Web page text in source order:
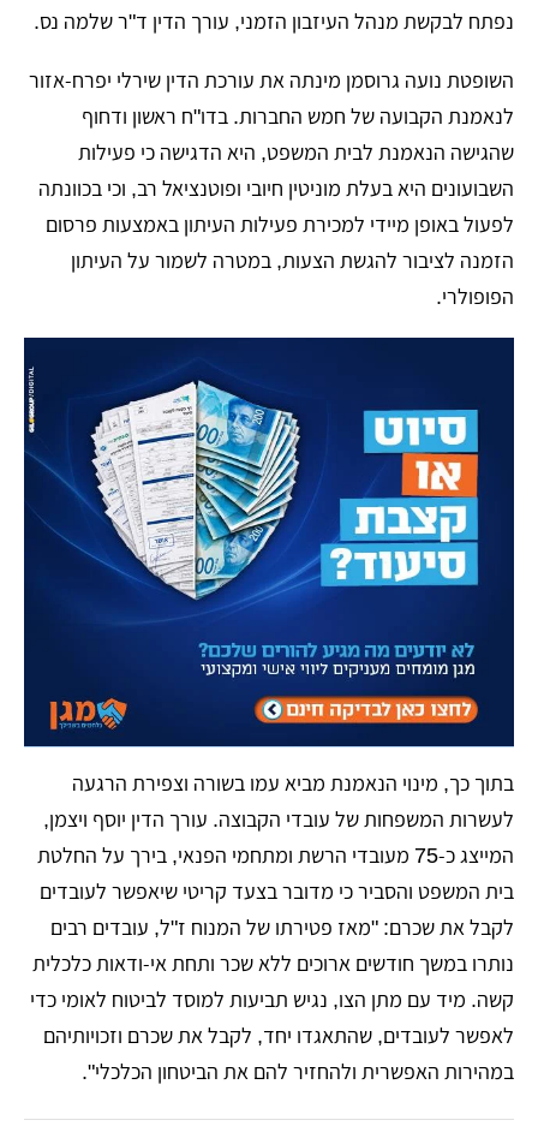
נפתח לבקשת מנהל העיזבון הזמני, עורך הדין ד"ר שלמה נס.
השופטת נועה גרוסמן מינתה את עורכת הדין שירלי יפרח-אזור
לנאמנת הקבועה של חמש החברות. בדו"ח ראשון ודחוף
שהגישה הנאמנת לבית המשפט, היא הדגישה כי פעילות
השבועונים היא בעלת מוניטין חיובי ופוטנציאל רב, וכי בכוונתה
לפעול באופן מיידי למכירת פעילות העיתון באמצעות פרסום
הזמנה לציבור להגשת הצעות, במטרה לשמור על העיתון
הפופולרי.
בתוך כך, מינוי הנאמנת מביא עמו בשורה וצפירת הרגעה
לעשרות המשפחות של עובדי הקבוצה. עורך הדין יוסף ויצמן,
המייצג כ-75 מעובדי הרשת ומתחמי הפנאי, בירך על החלטת
בית המשפט והסביר כי מדובר בצעד קריטי שיאפשר לעובדים
לקבל את שכרם: "מאז פטירתו של המנוח ז"ל, עובדים רבים
נותרו במשך חודשים ארוכים ללא שכר ותחת אי-ודאות כלכלית
קשה. מיד עם מתן הצו, נגיש תביעות למוסד לביטוח לאומי כדי
לאפשר לעובדים, שהתאגדו יחד, לקבל את שכרם וזכויותיהם
במהירות האפשרית ולהחזיר להם את הביטחון הכלכלי".